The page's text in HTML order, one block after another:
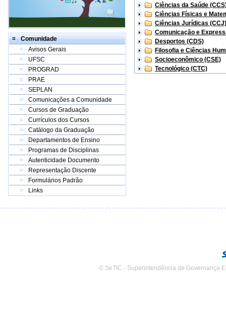
Comunidade
Avisos Gerais
UFSC
PROGRAD
PRAE
SEPLAN
Comunicações a Comunidade
Cursos de Graduação
Currículos dos Cursos
Catálogo da Graduação
Departamentos de Ensino
Programas de Disciplinas
Autenticidade Documento
Representação Discente
Formulários Padrão
Links
Ciências da Saúde
Ciências Físicas e
Ciências Jurídicas (CCJ)
Comunicação e
Desportos (CDS)
Filosofia e Ciências
Socioeconômico (CSE)
Tecnológico (CTC)
© SeTIC - Superintendência de Governança